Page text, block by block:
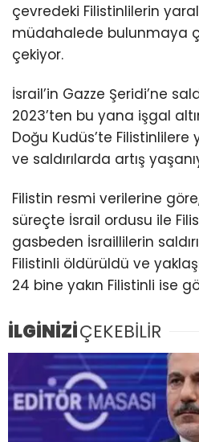
çevredeki Filistinlilerin
müdahalede bulunmaya
çekiyor.
İsrail’in Gazze Şeridi’ne
2023’ten bu yana işgal
Doğu Kudüs’te Filistinlilere
ve saldırılarda artış
Filistin resmi verilerine
süreçte İsrail ordusu ile
gasbeden İsraillilerin
Filistinli öldürüldü ve
24 bine yakın Filistinli ise
İLGİNİZİÇEKEBİLİR